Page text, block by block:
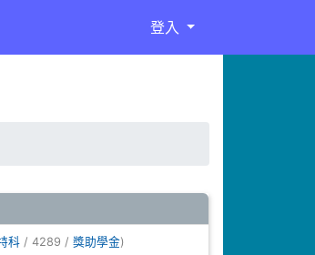
登入
科 / 4289 / 獎助學金)